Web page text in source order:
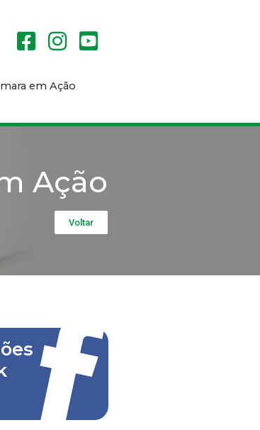
em Ação
Ação
Voltar